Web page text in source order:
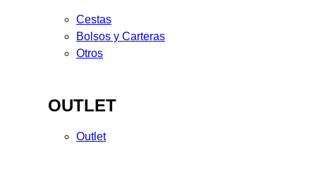
Cestas
Bolsos y Carteras
Otros
OUTLET
Outlet